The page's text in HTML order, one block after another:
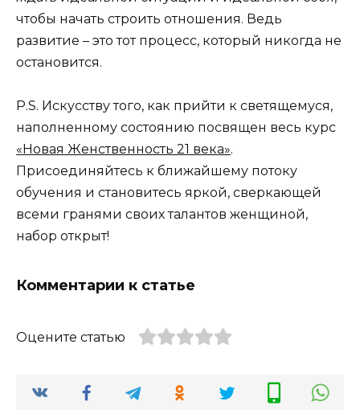
чтобы начать строить отношения. Ведь
развитие – это тот процесс, который никогда не
остановится.
P.S. Искусству того, как прийти к светящемуся,
наполненному состоянию посвящен весь курс
«Новая Женственность 21 века».
Присоединяйтесь к ближайшему потоку
обучения и становитесь яркой, сверкающей
всеми гранями своих талантов женщиной,
набор открыт!
Комментарии к статье
Оцените статью